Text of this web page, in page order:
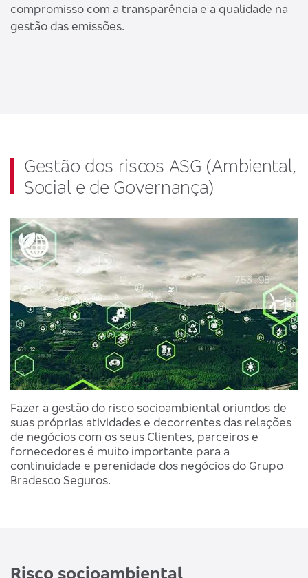
compromisso com a transparência e a qualidade na
gestão das emissões.
Gestão dos riscos ASG (Ambiental,
Social e de Governança)
Fazer a gestão do risco socioambiental oriundos de
suas próprias atividades e decorrentes das relações
de negócios com os seus Clientes, parceiros e
fornecedores é muito importante para a
continuidade e perenidade dos negócios do Grupo
Bradesco Seguros.
Risco socioambiental